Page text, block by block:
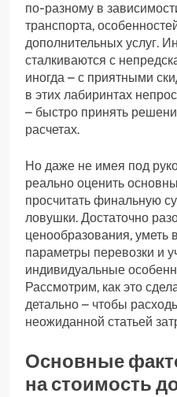
по-разному в
транспорта,
дополнительных услуг.
сталкиваются с
иногда – с приятными
в этих лабиринтах
– быстро принять
расчетах.
Но даже не имея под
реально оценить
просчитать финальную
ловушки. Достаточно
ценообразования, уметь
параметры перевозки и
индивидуальные
Рассмотрим, как это
детально – чтобы
неожиданной статьей
Основные
на стоимость